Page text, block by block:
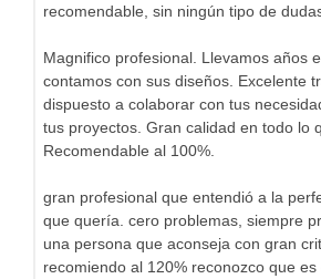
recomendable, sin ningún tipo de
Magnifico profesional. Llevamos años
contamos con sus diseños. Excelente
dispuesto a colaborar con tus
tus proyectos. Gran calidad en todo lo
Recomendable al 100%.
gran profesional que entendió a la
que quería. cero problemas, siempre
una persona que aconseja con gran
recomiendo al 120% reconozco que